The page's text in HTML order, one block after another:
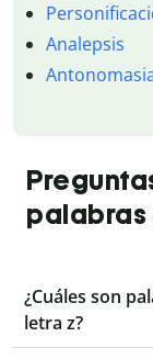
Analepsis
palabras
¿Cuáles son
letra z?